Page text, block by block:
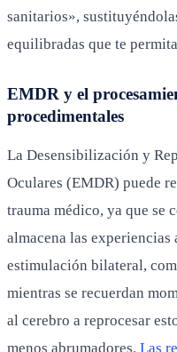
sanitarios»,
equilibradas que te
EMDR y el
procedimentales
La Desensibilización y
Oculares (EMDR) puede
trauma médico, ya que se
almacena las
estimulación bilateral,
mientras se recuerdan
al cerebro a reprocesar
menos abrumadores. Las